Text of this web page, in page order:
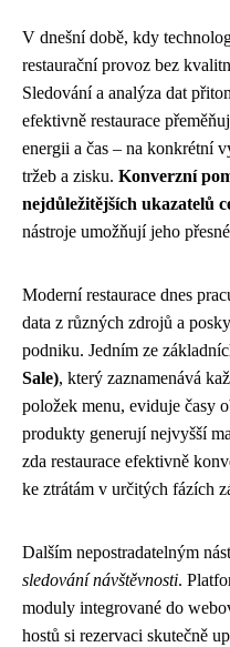
V dnešní době, kdy
restaurační provoz bez
Sledování a analýza dat
efektivně restaurace
energii a čas – na konkrétní
tržeb a zisku. Konverzní
nejdůležitějších ukazatelů
nástroje umožňují jeho
Moderní restaurace dnes
data z různých zdrojů a
podniku. Jedním ze
Sale), který zaznamenává
položek menu, eviduje časy
produkty generují nejvyšší
zda restaurace efektivně
ke ztrátám v určitých fázích
Dalším nepostradatelným
sledování návštěvnosti.
moduly integrované do
hostů si rezervaci skutečně